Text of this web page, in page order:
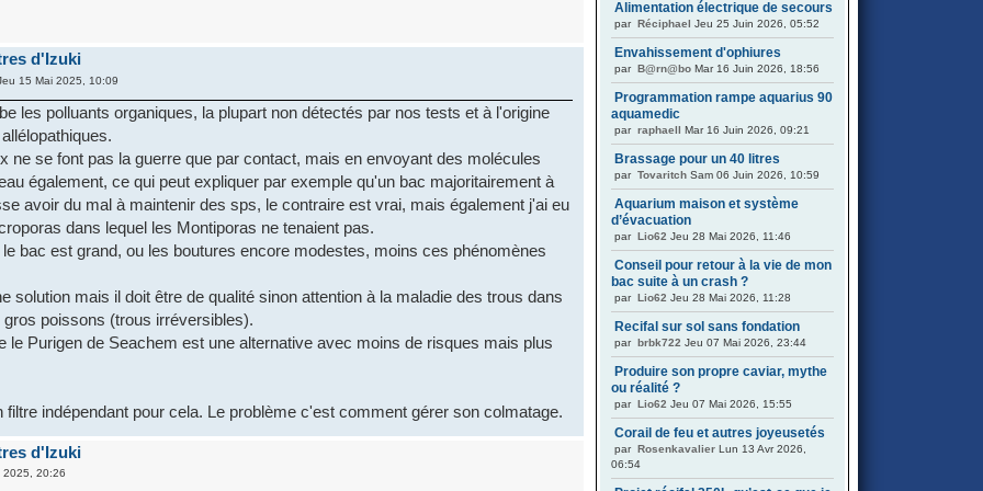
d'Izuki
15 Mai 2025, 10:09
les polluants organiques, la plupart non détectés par nos tests et à l'origine
ne se font pas la guerre que par contact, mais en envoyant des molécules
également, ce qui peut expliquer par exemple qu'un bac majoritairement à
avoir du mal à maintenir des sps, le contraire est vrai, mais également j'ai eu
dans lequel les Montiporas ne tenaient pas.
bac est grand, ou les boutures encore modestes, moins ces phénomènes
solution mais il doit être de qualité sinon attention à la maladie des trous dans
poissons (trous irréversibles).
le Purigen de Seachem est une alternative avec moins de risques mais plus
filtre indépendant pour cela. Le problème c'est comment gérer son colmatage.
d'Izuki
20:26
Alimentation électrique de secours
par Réciphael Jeu 25 Juin 2026, 05:52
Envahissement d'ophiures
par B@rn@bo Mar 16 Juin 2026, 18:56
Programmation rampe aquarius 90
aquamedic
par raphaell Mar 16 Juin 2026, 09:21
Brassage pour un 40 litres
par Tovaritch Sam 06 Juin 2026, 10:59
Aquarium maison et système
d’évacuation
par Lio62 Jeu 28 Mai 2026, 11:46
Conseil pour retour à la vie de mon
bac suite à un crash ?
par Lio62 Jeu 28 Mai 2026, 11:28
Recifal sur sol sans fondation
par brbk722 Jeu 07 Mai 2026, 23:44
Produire son propre caviar, mythe
ou réalité ?
par Lio62 Jeu 07 Mai 2026, 15:55
Corail de feu et autres joyeusetés
par Rosenkavalier Lun 13 Avr 2026,
06:54